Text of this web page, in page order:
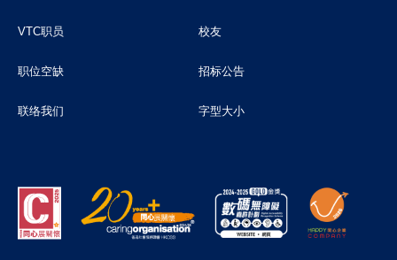
VTC职员 校友
职位空缺 招标公告
联络我们 字型大小